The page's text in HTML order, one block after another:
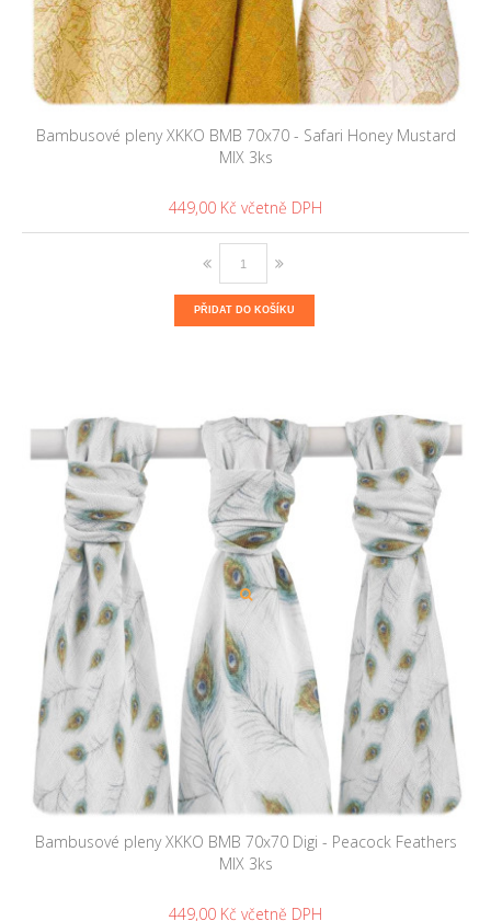
Bambusové pleny XKKO BMB 70x70 - Safari Honey Mustard
MIX 3ks
449,00 Kč
PŘIDAT DO KOŠÍKU
Bambusové pleny XKKO BMB 70x70 Digi - Peacock Feathers
MIX 3ks
449,00 Kč